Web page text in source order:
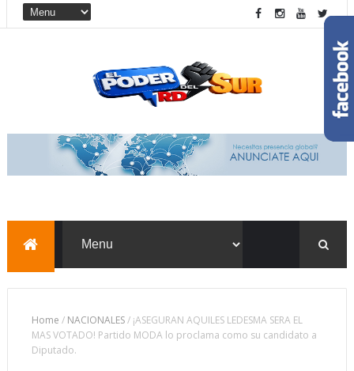
Home / NACIONALES/ ¡ASEGURAN AQUILES LEDESMA SERA EL
MAS VOTADO! Partido MODA lo proclama como su candidato a
Diputado.